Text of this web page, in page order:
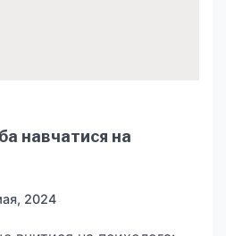
навчатися на
2024